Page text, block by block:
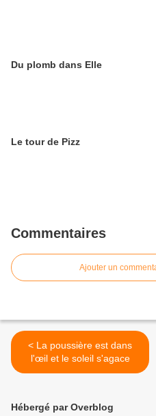
Du plomb dans Elle
Le tour de Pizz
Commentaires
Ajouter un
< La poussière est dans
l'œil et le soleil s'agace
Hébergé par Overblog